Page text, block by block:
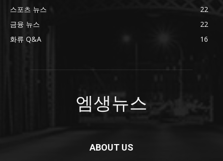
스포츠 뉴스
22
금융 뉴스
22
화류 Q&A
16
엠생뉴스
ABOUT US